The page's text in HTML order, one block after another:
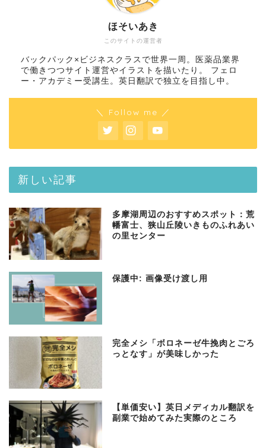
このサイトの運営者
ほそいあき
バックパック×ビジネスクラスで世界一周。医薬品業界
で働きつつサイト運営やイラストを描いたり。 フェロ
ー・アカデミー受講生。英日翻訳で独立を目指し中。
＼ Follow me ／
新しい記事
多摩湖周辺のおすすめスポット：荒
幡富士、狭山丘陵いきものふれあい
の里センター
保護中: 画像受け渡し用
完全メシ「ボロネーゼ牛挽肉とごろ
っとなす」が美味しかった
【単価安い】英日メディカル翻訳を
副業で始めてみた実際のところ